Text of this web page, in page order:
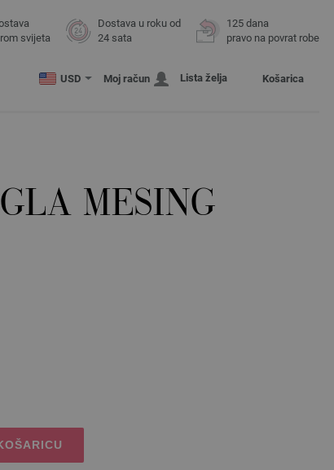
svijeta
Dostava u roku od
24 sata
125 dana
pravo na povrat robe
USD Moj račun Lista želja Košarica
MESING